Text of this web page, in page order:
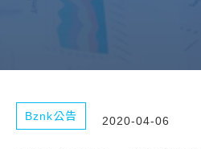
房屋副擔保融資
Bznk公告 2020-04-06